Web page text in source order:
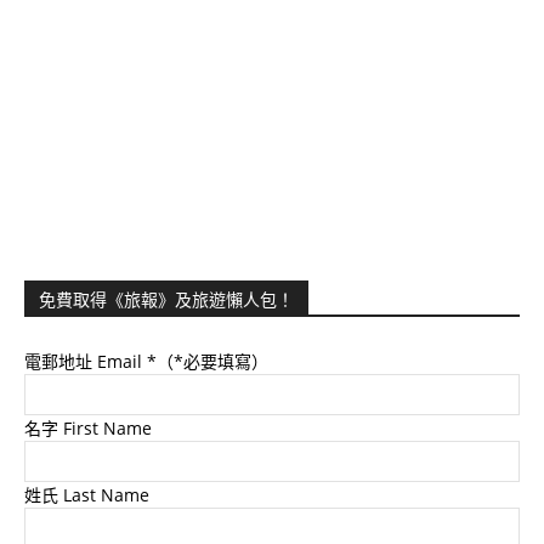
免費取得《旅報》及旅遊懶人包！
電郵地址 Email *（*必要填寫）
名字 First Name
姓氏 Last Name